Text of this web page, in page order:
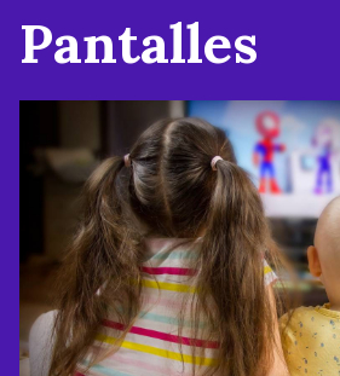
Pantalles